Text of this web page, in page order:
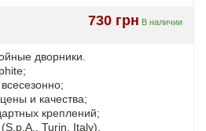
730 грн В наличии
дворники.
и качества;
креплений;
Turin, Italy).